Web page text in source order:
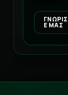
ΓΝΩΡΙΣ
Ε ΜΑΣ